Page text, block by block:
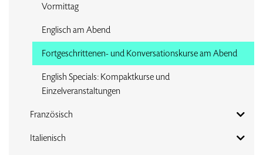
Vormittag
Englisch am Abend
Fortgeschrittenen- und Konversationskurse am Abend
English Specials: Kompaktkurse und
Einzelveranstaltungen
Französisch
Italienisch